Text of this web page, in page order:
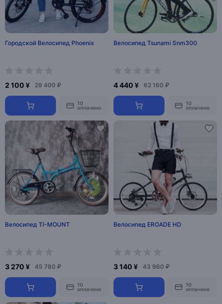
Городской Велосипед Phoenix
2 100 ¥ 29 400 ₽
10
оплачено
Велосипед Tsunami Snm300
4 440 ¥ 62 160 ₽
10
оплачено
Велосипед TI-MOUNT
3 270 ¥ 45 780 ₽
10
оплачено
Велосипед EROADE HD
3 140 ¥ 43 960 ₽
10
оплачено